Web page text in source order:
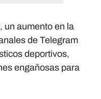
un aumento en la
de Telegram
deportivos,
engañosas para